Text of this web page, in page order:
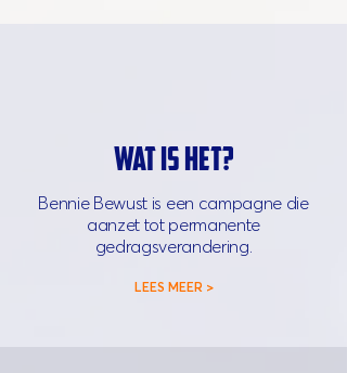
WAT IS HET?
Bennie Bewust is een campagne die
aanzet tot permanente
gedragsverandering.
LEES MEER >